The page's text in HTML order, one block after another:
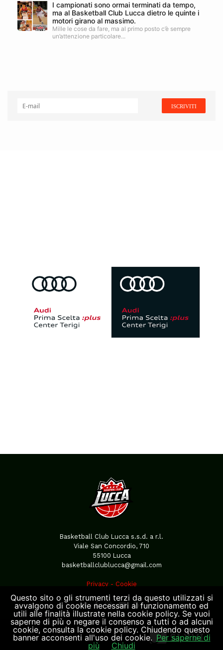
I campionati sono ormai terminati da tempo,
ma al Basketball Club Lucca dietro le quinte i
motori girano al massimo.
Mille le cose da fare, ma al primo posto c’è sempre
un’attenzione particolare...
Basketball Club Lucca s.s.d. a r.l.
Viale San Concordio, 710
55100 Lucca
basketballclublucca@gmail.com
Privacy- Cookie
Questo sito o gli strumenti terzi da questo utilizzati si
avvalgono di cookie necessari al funzionamento ed
utili alle finalità illustrate nella cookie policy. Se vuoi
saperne di più o negare il consenso a tutti o ad alcuni
cookie, consulta la cookie policy. Chiudendo questo
banner acconsenti all'uso dei cookie. Per saperne di
più
Chiudi